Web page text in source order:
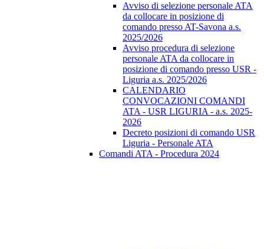
Avviso di selezione personale ATA
da collocare in posizione di
comando presso AT-Savona a.s.
2025/2026
Avviso procedura di selezione
personale ATA da collocare in
posizione di comando presso USR -
Liguria a.s. 2025/2026
CALENDARIO
CONVOCAZIONI COMANDI
ATA - USR LIGURIA - a.s. 2025-
2026
Decreto posizioni di comando USR
Liguria - Personale ATA
Comandi ATA - Procedura 2024